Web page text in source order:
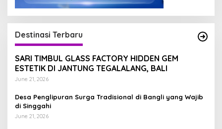
Destinasi Terbaru
SARI TIMBUL GLASS FACTORY HIDDEN GEM
ESTETIK DI JANTUNG TEGALALANG, BALI
June 21, 2026
Desa Penglipuran Surga Tradisional di Bangli yang Wajib
di Singgahi
June 21, 2026